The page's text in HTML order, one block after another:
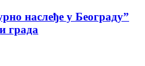
наслеђе у Београду”
града